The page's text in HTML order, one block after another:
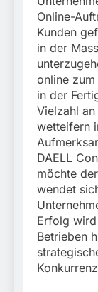
Online-
Kunden
in der
online zum
in der
Vielzahl
wetteifern
DAELL
möchte
wendet
Erfolg
Betrieben